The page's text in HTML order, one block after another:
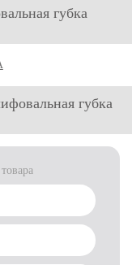
губка
губка